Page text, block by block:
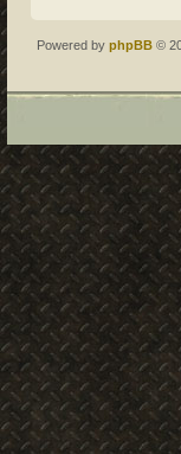
Powered by phpBB ©